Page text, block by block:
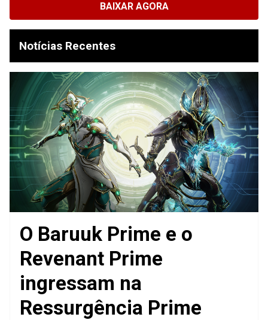
BAIXAR AGORA
Notícias Recentes
O Baruuk Prime e o
Revenant Prime
ingressam na
Ressurgência Prime